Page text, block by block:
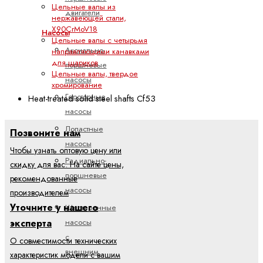
двигатели
Насосы
Аксиально-
поршневые
насосы
Героторные
насосы
Лопастные
насосы
Радиально-
поршневые
насосы
Шестеренные
насосы
с
внешним
Цельные валы из
нержавеющей стали,
X90CrMoV18
Цельные валы с четырьмя
направляющими канавками
для шариков
Цельные валы, твердое
хромирование
Heat-treated solid steel shafts Cf53
Позвоните нам
Чтобы узнать оптовую цену или
скидку для вас. На сайте цены,
рекомендованные
производителем
Уточните у нашего
эксперта
О совместимости технических
характеристик модели с вашим